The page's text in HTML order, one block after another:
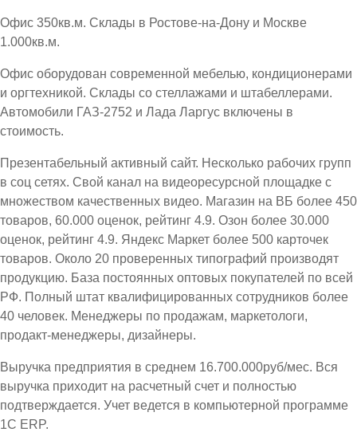
Офис 350кв.м. Склады в Ростове-на-Дону и Москве
1.000кв.м.
Офис оборудован современной мебелью, кондиционерами
и оргтехникой. Склады со стеллажами и штабеллерами.
Автомобили ГАЗ-2752 и Лада Ларгус включены в
стоимость.
Презентабельный активный сайт. Несколько рабочих групп
в соц сетях. Свой канал на видеоресурсной площадке с
множеством качественных видео. Магазин на ВБ более 450
товаров, 60.000 оценок, рейтинг 4.9. Озон более 30.000
оценок, рейтинг 4.9. Яндекс Маркет более 500 карточек
товаров. Около 20 проверенных типографий производят
продукцию. База постоянных оптовых покупателей по всей
РФ. Полный штат квалифицированных сотрудников более
40 человек. Менеджеры по продажам, маркетологи,
продакт-менеджеры, дизайнеры.
Выручка предприятия в среднем 16.700.000руб/мес. Вся
выручка приходит на расчетный счет и полностью
подтверждается. Учет ведется в компьютерной программе
1С ЕRP.